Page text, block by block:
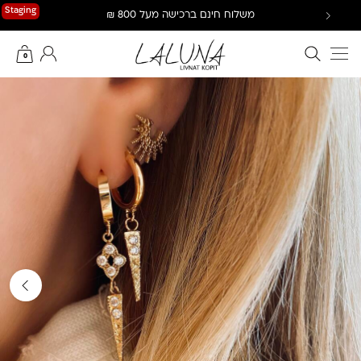
Staging משלוח חינם ברכישה מעל 800 ₪
חיפוש באתר
0
החשבון שלי